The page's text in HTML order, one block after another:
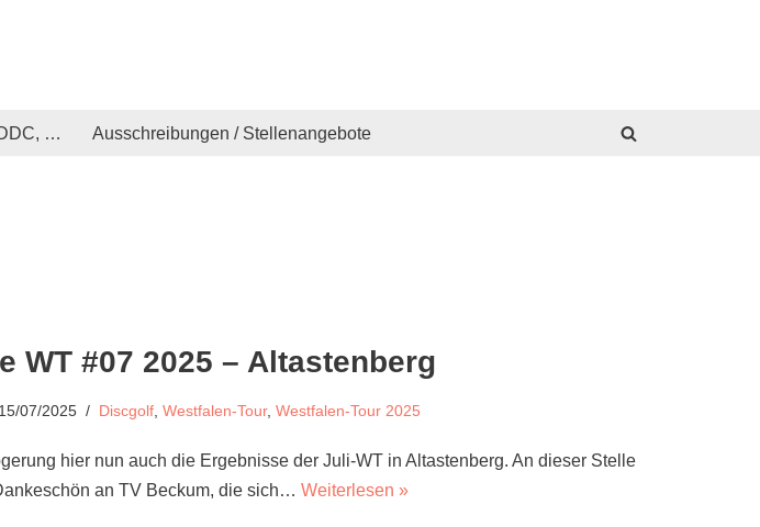
… Ausschreibungen / Stellenangebote
WT #07 2025 – Altastenberg
15/07/2025 Discgolf Westfalen-Tour, Westfalen-Tour 2025
hier nun auch die Ergebnisse der Juli-WT in Altastenberg. An dieser Stelle
an TV Beckum, die sich… Weiterlesen »